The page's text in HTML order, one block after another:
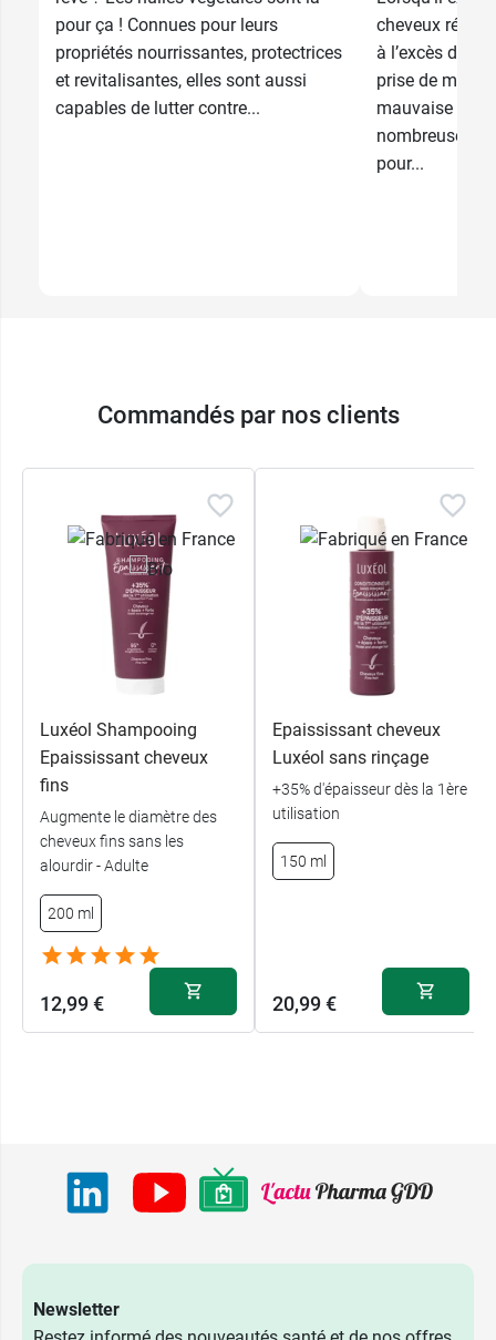
pour ça ! Connues pour leurs
propriétés nourrissantes, protectrices
et revitalisantes, elles sont aussi
capables de lutter contre...
cheveux
à l’excès de
prise de
mauvaise
nombreuses
pour...
Commandés par nos clients
Luxéol Shampooing
Epaississant cheveux
fins
Augmente le diamètre des
cheveux fins sans les
alourdir - Adulte
200 ml
12,99 €
Epaississant cheveux
Luxéol sans rinçage
+35% d'épaisseur dès la 1ère
utilisation
150 ml
20,99 €
Newsletter